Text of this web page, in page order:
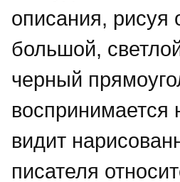
описания, рисуя
большой,
черный
воспринимается
видит
писателя